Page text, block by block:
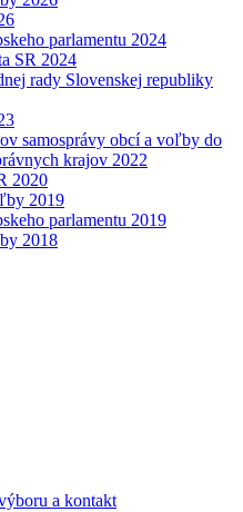
parlamentu 2024
SR 2024
rady Slovenskej republiky
samosprávy obcí a voľby do
krajov 2022
2020
2019
parlamentu 2019
2018
a kontakt